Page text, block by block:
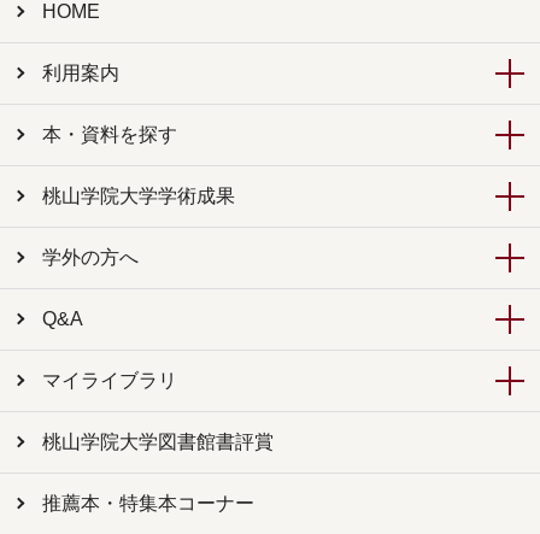
HOME
利用案内
本・資料を探す
桃山学院大学学術成果
学外の方へ
Q&A
マイライブラリ
桃山学院大学図書館書評賞
推薦本・特集本コーナー